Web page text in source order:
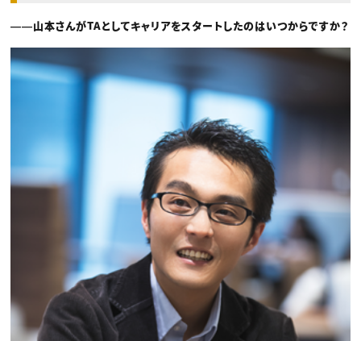
――山本さんがTAとしてキャリアをスタートしたのはいつからですか？